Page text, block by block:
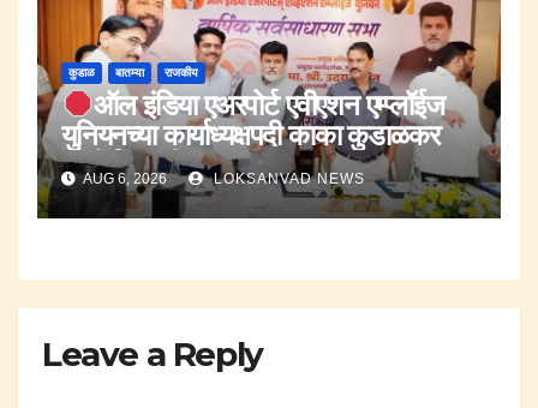
कुडाळ बातम्या राजकीय
ऑल इंडिया एअरपोर्ट एवीएशन एम्प्लॉईज
युनियनच्या कार्याध्यक्षपदी काका कुडाळकर
यांची नियुक्ती.
AUG 6, 2026 LOKSANVAD NEWS
Leave a Reply